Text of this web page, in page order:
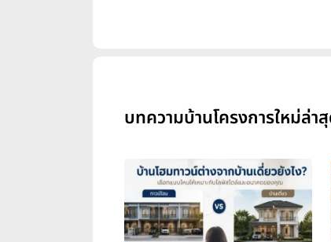
บทความบ้านโครงการใหม่ล่า